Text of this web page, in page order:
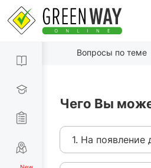
Вопросы по теме
Чего Вы
1. На